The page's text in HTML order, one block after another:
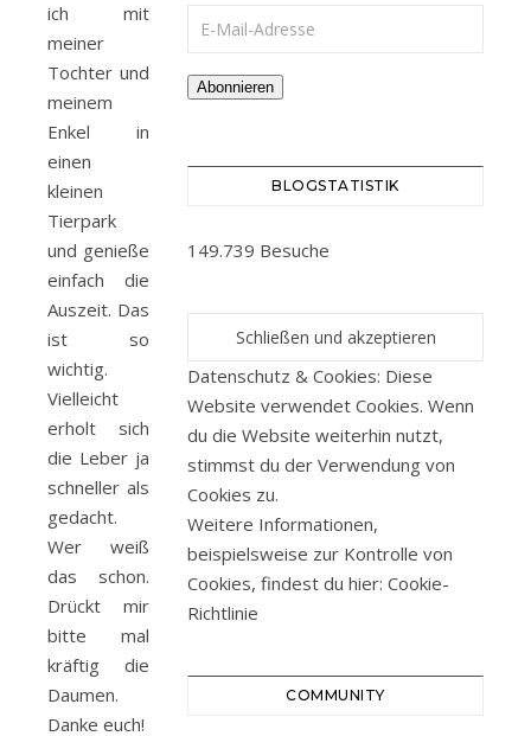
ich mit
meiner
Tochter und
meinem
Enkel in
einen
kleinen
Tierpark
und genieße
einfach die
Auszeit. Das
ist so
wichtig.
Vielleicht
erholt sich
die Leber ja
schneller als
gedacht.
Wer weiß
das schon.
Drückt mir
bitte mal
kräftig die
Daumen.
Danke euch!
E-Mail-Adresse
Abonnieren
BLOGSTATISTIK
149.739 Besuche
Datenschutz & Cookies: Diese
Website verwendet Cookies. Wenn
du die Website weiterhin nutzt,
stimmst du der Verwendung von
Cookies zu.
Weitere Informationen,
beispielsweise zur Kontrolle von
Cookies, findest du hier: Cookie-
Richtlinie
COMMUNITY